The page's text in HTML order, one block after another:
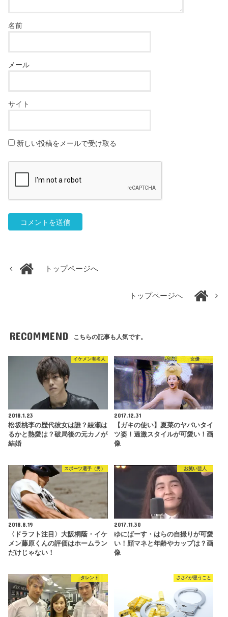
名前
メール
サイト
新しい投稿をメールで受け取る
トップページへ
トップページへ
RECOMMEND こちらの記事も人気です。
イケメン有名人
2018.1.23
松坂桃李の歴代彼女は誰？綾瀬は
るかと熱愛は？破局後の元カノが
結婚
女優
2017.12.31
【ガキの使い】夏菜のヤバいタイ
ツ姿！過激スタイルが可愛い！画
像
スポーツ選手（男）
2018.8.19
〈ドラフト注目〉大阪桐蔭・イケ
メン藤原くんの評価はホームラン
だけじゃない！
お笑い芸人
2017.11.30
ゆにばーす・はらの自撮りが可愛
い！顔マネと年齢やカップは？画
像
タレント ささZが思うこと